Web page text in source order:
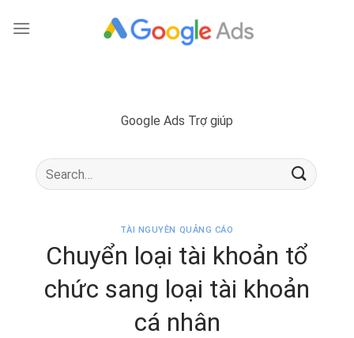
Google Ads Trợ giúp
TÀI NGUYÊN QUẢNG CÁO
Chuyển loại tài khoản tổ
chức sang loại tài khoản
cá nhân